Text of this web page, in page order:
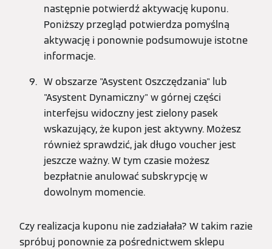
następnie potwierdź aktywację kuponu.
Poniższy przegląd potwierdza pomyślną
aktywację i ponownie podsumowuje istotne
informacje.
W obszarze "Asystent Oszczędzania" lub
"Asystent Dynamiczny" w górnej części
interfejsu widoczny jest zielony pasek
wskazujący, że kupon jest aktywny. Możesz
również sprawdzić, jak długo voucher jest
jeszcze ważny. W tym czasie możesz
bezpłatnie anulować subskrypcję w
dowolnym momencie.
Czy realizacja kuponu nie zadziałała? W takim razie
spróbuj ponownie za pośrednictwem sklepu